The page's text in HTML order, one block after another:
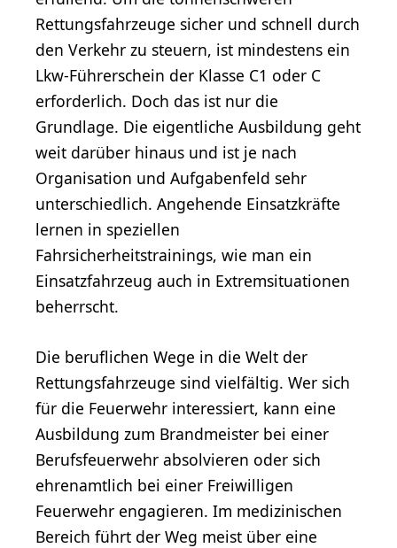
Rettungsfahrzeuge sicher und schnell durch
den Verkehr zu steuern, ist mindestens ein
Lkw-Führerschein der Klasse C1 oder C
erforderlich. Doch das ist nur die
Grundlage. Die eigentliche Ausbildung geht
weit darüber hinaus und ist je nach
Organisation und Aufgabenfeld sehr
unterschiedlich. Angehende Einsatzkräfte
lernen in speziellen
Fahrsicherheitstrainings, wie man ein
Einsatzfahrzeug auch in Extremsituationen
beherrscht.
Die beruflichen Wege in die Welt der
Rettungsfahrzeuge sind vielfältig. Wer sich
für die Feuerwehr interessiert, kann eine
Ausbildung zum Brandmeister bei einer
Berufsfeuerwehr absolvieren oder sich
ehrenamtlich bei einer Freiwilligen
Feuerwehr engagieren. Im medizinischen
Bereich führt der Weg meist über eine